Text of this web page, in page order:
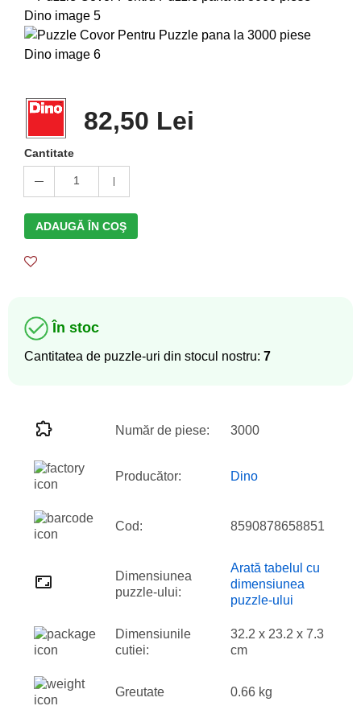
82,50 Lei
Cantitate
1
ADAUGĂ ÎN COŞ
În stoc
Cantitatea de puzzle-uri din stocul nostru: 7
Număr de piese: 3000
Producător: Dino
Cod: 8590878658851
Dimensiunea
puzzle-ului:
Arată tabelul cu
dimensiunea
puzzle-ului
Dimensiunile
cutiei:
32.2 x 23.2 x 7.3
cm
Greutate 0.66 kg